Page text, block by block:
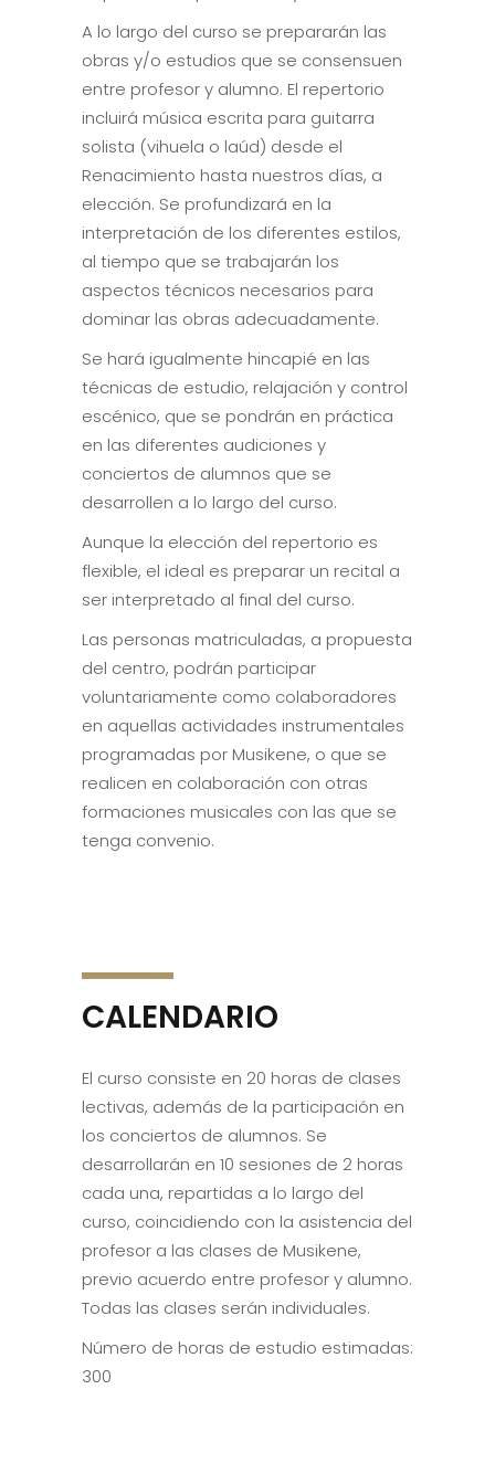
A lo largo del curso se prepararán las
obras y/o estudios que se consensuen
entre profesor y alumno. El repertorio
incluirá música escrita para guitarra
solista (vihuela o laúd) desde el
Renacimiento hasta nuestros días, a
elección. Se profundizará en la
interpretación de los diferentes estilos,
al tiempo que se trabajarán los
aspectos técnicos necesarios para
dominar las obras adecuadamente.
Se hará igualmente hincapié en las
técnicas de estudio, relajación y control
escénico, que se pondrán en práctica
en las diferentes audiciones y
conciertos de alumnos que se
desarrollen a lo largo del curso.
Aunque la elección del repertorio es
flexible, el ideal es preparar un recital a
ser interpretado al final del curso.
Las personas matriculadas, a propuesta
del centro, podrán participar
voluntariamente como colaboradores
en aquellas actividades instrumentales
programadas por Musikene, o que se
realicen en colaboración con otras
formaciones musicales con las que se
tenga convenio.
CALENDARIO
El curso consiste en 20 horas de clases
lectivas, además de la participación en
los conciertos de alumnos. Se
desarrollarán en 10 sesiones de 2 horas
cada una, repartidas a lo largo del
curso, coincidiendo con la asistencia del
profesor a las clases de Musikene,
previo acuerdo entre profesor y alumno.
Todas las clases serán individuales.
Número de horas de estudio estimadas:
300